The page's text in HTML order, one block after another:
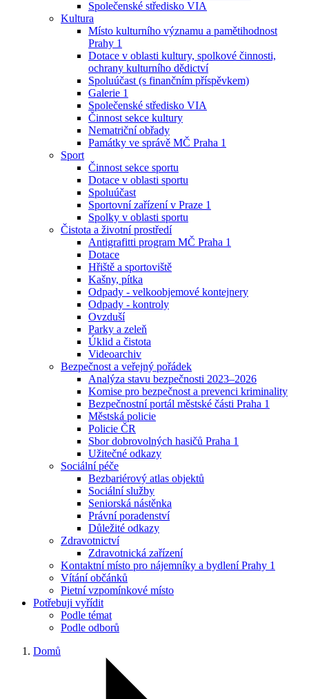
Společenské středisko VIA
Kultura
Místo kulturního významu a pamětihodnost
Prahy 1
Dotace v oblasti kultury, spolkové činnosti,
ochrany kulturního dědictví
Spoluúčast (s finančním příspěvkem)
Galerie 1
Společenské středisko VIA
Činnost sekce kultury
Nematriční obřady
Památky ve správě MČ Praha 1
Sport
Činnost sekce sportu
Dotace v oblasti sportu
Spoluúčast
Sportovní zařízení v Praze 1
Spolky v oblasti sportu
Čistota a životní prostředí
Antigrafitti program MČ Praha 1
Dotace
Hřiště a sportoviště
Kašny, pítka
Odpady - velkoobjemové kontejnery
Odpady - kontroly
Ovzduší
Parky a zeleň
Úklid a čistota
Videoarchiv
Bezpečnost a veřejný pořádek
Analýza stavu bezpečnosti 2023–2026
Komise pro bezpečnost a prevenci kriminality
Bezpečnostní portál městské části Praha 1
Městská policie
Policie ČR
Sbor dobrovolných hasičů Praha 1
Užitečné odkazy
Sociální péče
Bezbariérový atlas objektů
Sociální služby
Seniorská nástěnka
Právní poradenství
Důležité odkazy
Zdravotnictví
Zdravotnická zařízení
Kontaktní místo pro nájemníky a bydlení Prahy 1
Vítání občánků
Pietní vzpomínkové místo
Potřebuji vyřídit
Podle témat
Podle odborů
Domů